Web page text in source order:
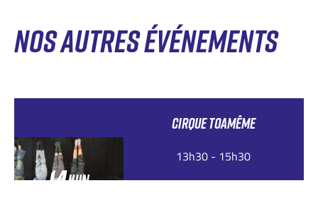
NOS AUTRES ÉVÉNEMENTS
14JUIN
CIRQUE TOAMÊME
13h30 - 15h30